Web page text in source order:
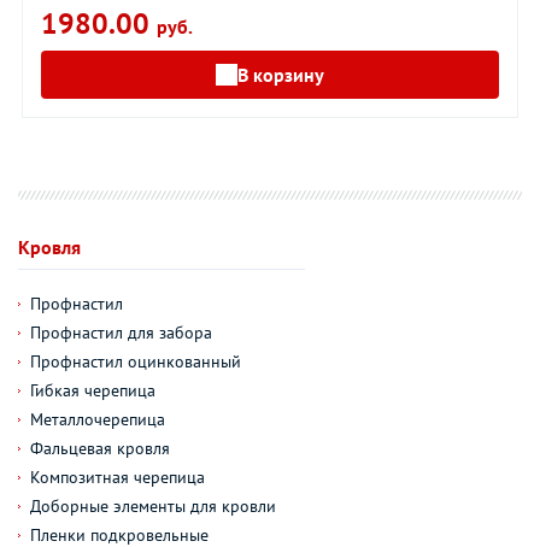
1980.00 руб.
В корзину
Кровля
Профнастил
Профнастил для забора
Профнастил оцинкованный
Гибкая черепица
Металлочерепица
Фальцевая кровля
Композитная черепица
Доборные элементы для кровли
Пленки подкровельные